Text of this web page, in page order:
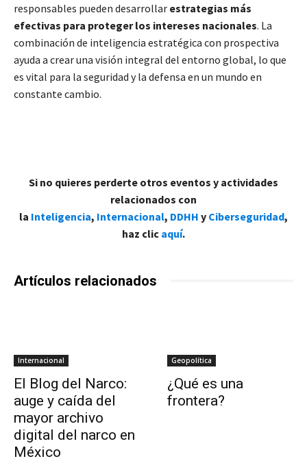
responsables pueden desarrollar estrategias más
efectivas para proteger los intereses nacionales. La
combinación de inteligencia estratégica con prospectiva
ayuda a crear una visión integral del entorno global, lo que
es vital para la seguridad y la defensa en un mundo en
constante cambio.
Si no quieres perderte otros eventos y actividades
relacionados con
la Inteligencia, Internacional, DDHH y Ciberseguridad,
haz clic aquí.
Artículos relacionados
Internacional
El Blog del Narco:
auge y caída del
mayor archivo
digital del narco en
México
Geopolítica
¿Qué es una
frontera?